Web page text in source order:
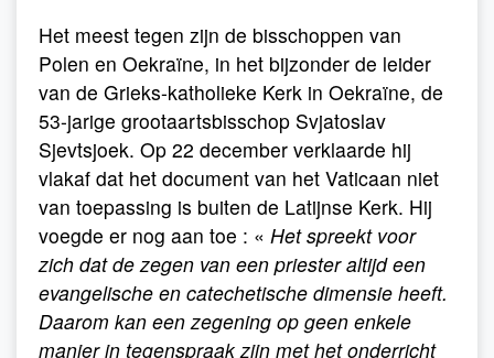
Het meest tegen zijn de bisschoppen van
Polen en Oekraïne, in het bijzonder de leider
van de Grieks-katholieke Kerk in Oekraïne, de
53-jarige grootaartsbisschop Svjatoslav
Sjevtsjoek. Op 22 december verklaarde hij
vlakaf dat het document van het Vaticaan niet
van toepassing is buiten de Latijnse Kerk. Hij
voegde er nog aan toe : « Het spreekt voor
zich dat de zegen van een priester altijd een
evangelische en catechetische dimensie heeft.
Daarom kan een zegening op geen enkele
manier in tegenspraak zijn met het onderricht